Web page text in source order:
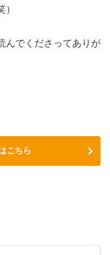
んでくださってありが
こちら